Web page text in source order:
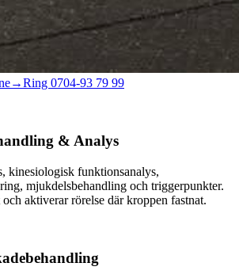
→Ring 0704-93 79 99
& Analys
kinesiologisk funktionsanalys,
mjukdelsbehandling och triggerpunkter.
aktiverar rörelse där kroppen fastnat.